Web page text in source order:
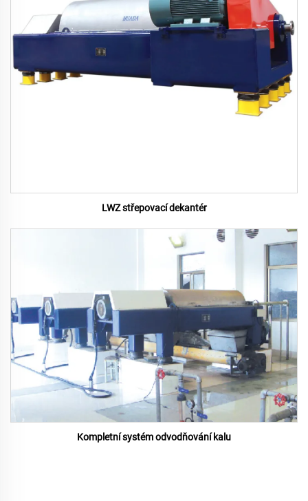
LWZ střepovací dekantér
Kompletní systém odvodňování kalu